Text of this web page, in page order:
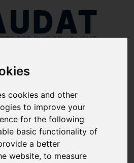
cookies and other
to improve your
for the following
basic functionality of
a better
website,to measure
DE CONTROL